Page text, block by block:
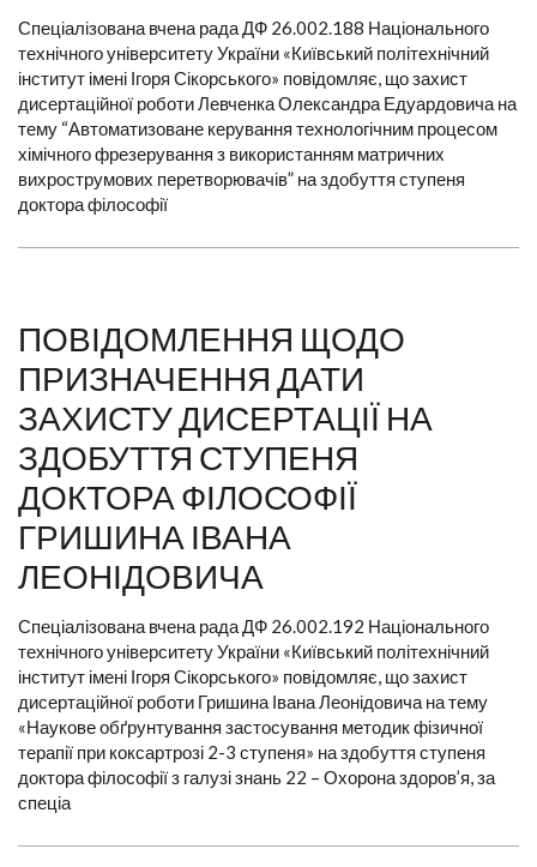
Спеціалізована вчена рада ДФ 26.002.188 Національного
технічного університету України «Київський політехнічний
інститут імені Ігоря Сікорського» повідомляє, що захист
дисертаційної роботи Левченка Олександра Едуардовича на
тему “Автоматизоване керування технологічним процесом
хімічного фрезерування з використанням матричних
вихрострумових перетворювачів” на здобуття ступеня
доктора філософії
ПОВІДОМЛЕННЯ ЩОДО
ПРИЗНАЧЕННЯ ДАТИ
ЗАХИСТУ ДИСЕРТАЦІЇ НА
ЗДОБУТТЯ СТУПЕНЯ
ДОКТОРА ФІЛОСОФІЇ
ГРИШИНА ІВАНА
ЛЕОНІДОВИЧА
Спеціалізована вчена рада ДФ 26.002.192 Національного
технічного університету України «Київський політехнічний
інститут імені Ігоря Сікорського» повідомляє, що захист
дисертаційної роботи Гришина Івана Леонідовича на тему
«Наукове обґрунтування застосування методик фізичної
терапії при коксартрозі 2-3 ступеня» на здобуття ступеня
доктора філософії з галузі знань 22 – Охорона здоров’я, за
спеціа